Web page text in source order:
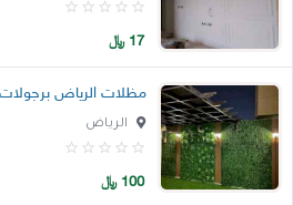
17 ﷼
الرياض
100 ﷼